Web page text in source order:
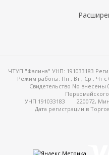
ЧТУП "Фалина" УНП: 191033183
Режим работы: Пн , Вт , Ср , Чт c
Свидетельство No внесены
УНП 191033183
220072,
Дата регистрации в